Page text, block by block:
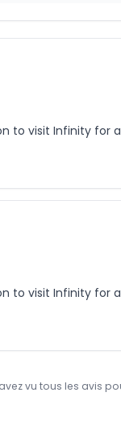
to visit Infinity for
to visit Infinity for
vu tous les avis